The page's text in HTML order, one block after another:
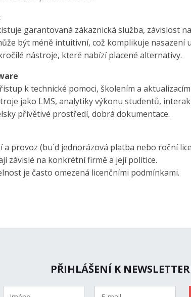
garantovaná zákaznická služba, závislost
být méně intuitivní, což komplikuje nasazení
nástroje, které nabízí placené alternativy.
k technické pomoci, školením a
jako LMS, analytiky výkonu studentů,
přívětivé prostředí, dobrá dokumentace.
a provoz (bu´d jednorázová platba nebo roční
závislé na konkrétní firmě a její politice.
je často omezená licenčními podmínkami.
PŘIHLÁŠENÍ K